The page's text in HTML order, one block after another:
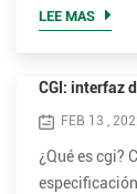
adecuados
LEE MAS
CGI: interfaz
FEB 13 ,
¿Qué es cgi?